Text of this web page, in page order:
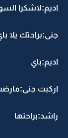
اديم:لاشكرا
جنى:براحتك يلا
اديم:باي
اركبت
راشد:براحتها